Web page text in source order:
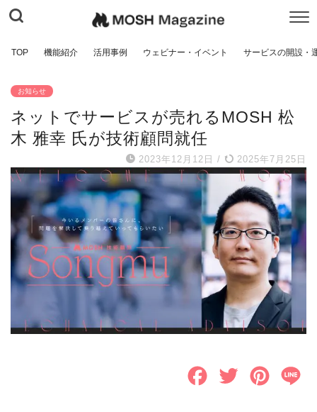
TOP 機能紹介 活用事例 ウェビナー・イベント サービスの開設・
お知らせ
ネットでサービスが売れるMOSH 松
木 雅幸 氏が技術顧問就任
2023年12月12日 / 2025年7月25日